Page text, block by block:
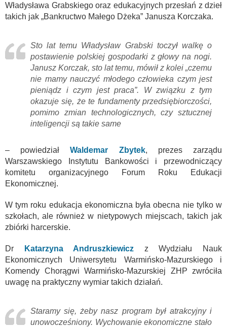
Władysława Grabskiego oraz edukacyjnych przesłań z dzieł
takich jak „Bankructwo Małego Dżeka” Janusza Korczaka.
Sto lat temu Władysław Grabski toczył walkę o
postawienie polskiej gospodarki z głowy na nogi.
Janusz Korczak, sto lat temu, mówił z kolei „czemu
nie mamy nauczyć młodego człowieka czym jest
pieniądz i czym jest praca”. W związku z tym
okazuje się, że te fundamenty przedsiębiorczości,
pomimo zmian technologicznych, czy sztucznej
inteligencji są takie same
– powiedziałWaldemar Zbytek, prezes zarządu
Warszawskiego Instytutu Bankowości i przewodniczący
komitetu organizacyjnego Forum Roku Edukacji
Ekonomicznej.
W tym roku edukacja ekonomiczna była obecna nie tylko w
szkołach, ale również w nietypowych miejscach, takich jak
zbiórki harcerskie.
Dr Katarzyna Andruszkiewicz z Wydziału Nauk
Ekonomicznych Uniwersytetu Warmińsko-Mazurskiego i
Komendy Chorągwi Warmińsko-Mazurskiej ZHP zwróciła
uwagę na praktyczny wymiar takich działań.
Staramy się, żeby nasz program był atrakcyjny i
unowocześniony. Wychowanie ekonomiczne stało